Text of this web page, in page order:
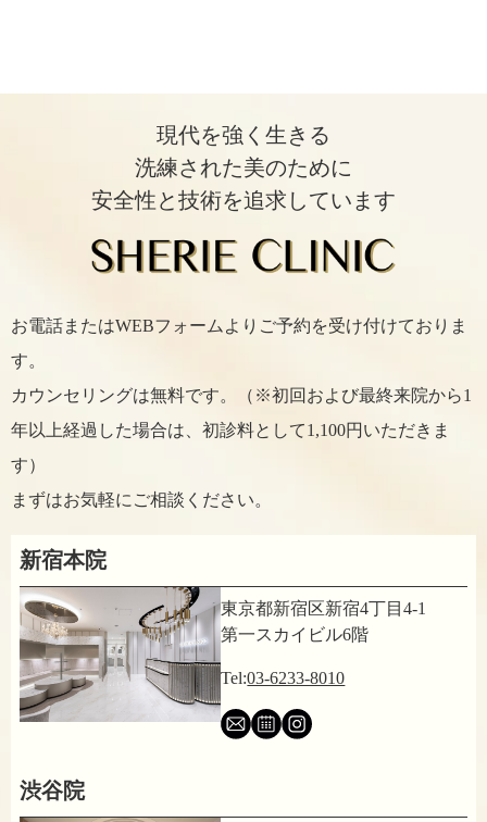
現代を強く生きる
洗練された美のために
安全性と技術を追求しています
お電話またはWEBフォームよりご予約を受け付けておりま
す。
カウンセリングは無料です。（※初回および最終来院から1
年以上経過した場合は、初診料として1,100円いただきま
す）
まずはお気軽にご相談ください。
新宿本院
東京都新宿区新宿4丁目4-1
第一スカイビル6階
Tel:03-6233-8010
渋谷院